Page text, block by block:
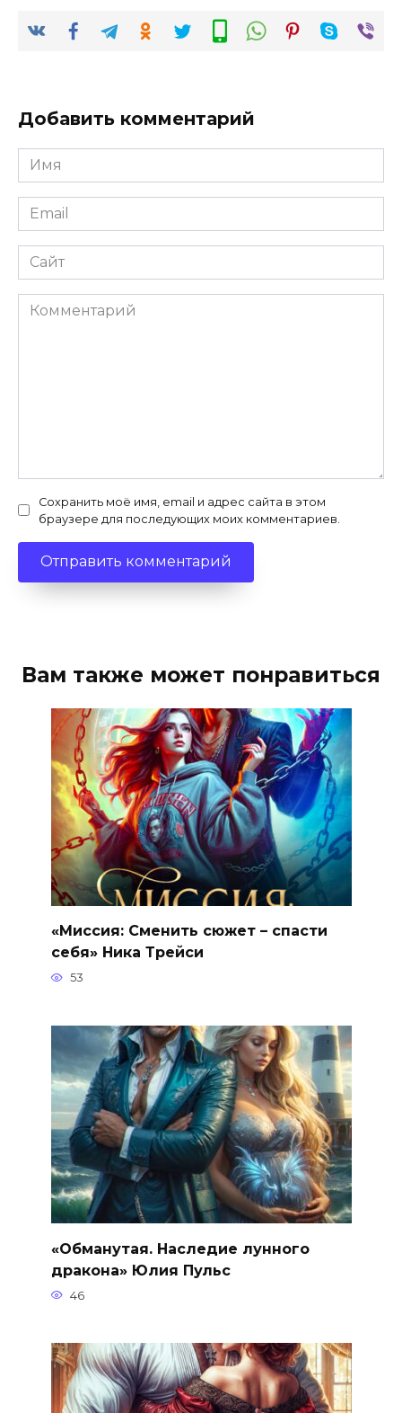
Добавить комментарий
Имя
*
Email
*
Сайт
Комментарий
Сохранить моё имя, email и адрес сайта в этом
браузере для последующих моих комментариев.
Вам также может понравиться
«Миссия: Сменить сюжет – спасти
себя» Ника Трейси
53
«Обманутая. Наследие лунного
дракона» Юлия Пульс
46